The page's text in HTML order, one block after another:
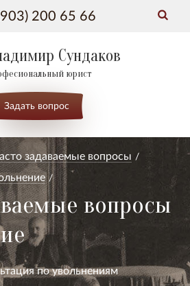
200 65 66
Сундаков
юрист
Задать вопрос
задаваемые вопросы
вопросы
по увольнениям